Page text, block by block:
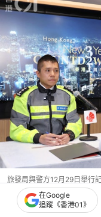
旅發局與警方12月29日舉行
在Google
追蹤《香港01》